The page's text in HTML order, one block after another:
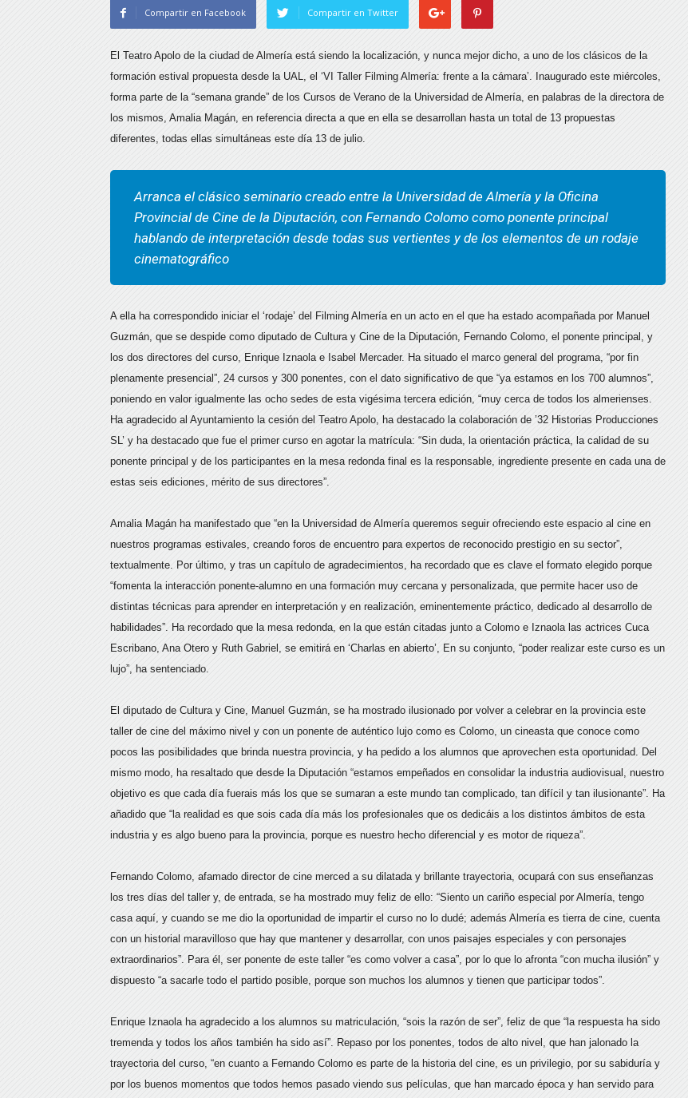
Compartir en Facebook Compartir en Twitter
El Teatro Apolo de la ciudad de Almería está siendo la localización, y nunca mejor dicho, a uno de los clásicos de la
formación estival propuesta desde la UAL, el ‘VI Taller Filming Almería: frente a la cámara’. Inaugurado este miércoles,
forma parte de la “semana grande” de los Cursos de Verano de la Universidad de Almería, en palabras de la directora de
los mismos, Amalia Magán, en referencia directa a que en ella se desarrollan hasta un total de 13 propuestas
diferentes, todas ellas simultáneas este día 13 de julio.
Arranca el clásico seminario creado entre la Universidad de Almería y la Oficina
Provincial de Cine de la Diputación, con Fernando Colomo como ponente principal
hablando de interpretación desde todas sus vertientes y de los elementos de un rodaje
cinematográfico
A ella ha correspondido iniciar el ‘rodaje’ del Filming Almería en un acto en el que ha estado acompañada por Manuel
Guzmán, que se despide como diputado de Cultura y Cine de la Diputación, Fernando Colomo, el ponente principal, y
los dos directores del curso, Enrique Iznaola e Isabel Mercader. Ha situado el marco general del programa, “por fin
plenamente presencial”, 24 cursos y 300 ponentes, con el dato significativo de que “ya estamos en los 700 alumnos”,
poniendo en valor igualmente las ocho sedes de esta vigésima tercera edición, “muy cerca de todos los almerienses.
Ha agradecido al Ayuntamiento la cesión del Teatro Apolo, ha destacado la colaboración de ’32 Historias Producciones
SL’ y ha destacado que fue el primer curso en agotar la matrícula: “Sin duda, la orientación práctica, la calidad de su
ponente principal y de los participantes en la mesa redonda final es la responsable, ingrediente presente en cada una de
estas seis ediciones, mérito de sus directores”.
Amalia Magán ha manifestado que “en la Universidad de Almería queremos seguir ofreciendo este espacio al cine en
nuestros programas estivales, creando foros de encuentro para expertos de reconocido prestigio en su sector”,
textualmente. Por último, y tras un capítulo de agradecimientos, ha recordado que es clave el formato elegido porque
“fomenta la interacción ponente-alumno en una formación muy cercana y personalizada, que permite hacer uso de
distintas técnicas para aprender en interpretación y en realización, eminentemente práctico, dedicado al desarrollo de
habilidades”. Ha recordado que la mesa redonda, en la que están citadas junto a Colomo e Iznaola las actrices Cuca
Escribano, Ana Otero y Ruth Gabriel, se emitirá en ‘Charlas en abierto’, En su conjunto, “poder realizar este curso es un
lujo”, ha sentenciado.
El diputado de Cultura y Cine, Manuel Guzmán, se ha mostrado ilusionado por volver a celebrar en la provincia este
taller de cine del máximo nivel y con un ponente de auténtico lujo como es Colomo, un cineasta que conoce como
pocos las posibilidades que brinda nuestra provincia, y ha pedido a los alumnos que aprovechen esta oportunidad. Del
mismo modo, ha resaltado que desde la Diputación “estamos empeñados en consolidar la industria audiovisual, nuestro
objetivo es que cada día fuerais más los que se sumaran a este mundo tan complicado, tan difícil y tan ilusionante”. Ha
añadido que “la realidad es que sois cada día más los profesionales que os dedicáis a los distintos ámbitos de esta
industria y es algo bueno para la provincia, porque es nuestro hecho diferencial y es motor de riqueza”.
Fernando Colomo, afamado director de cine merced a su dilatada y brillante trayectoria, ocupará con sus enseñanzas
los tres días del taller y, de entrada, se ha mostrado muy feliz de ello: “Siento un cariño especial por Almería, tengo
casa aquí, y cuando se me dio la oportunidad de impartir el curso no lo dudé; además Almería es tierra de cine, cuenta
con un historial maravilloso que hay que mantener y desarrollar, con unos paisajes especiales y con personajes
extraordinarios”. Para él, ser ponente de este taller “es como volver a casa”, por lo que lo afronta “con mucha ilusión” y
dispuesto “a sacarle todo el partido posible, porque son muchos los alumnos y tienen que participar todos”.
Enrique Iznaola ha agradecido a los alumnos su matriculación, “sois la razón de ser”, feliz de que “la respuesta ha sido
tremenda y todos los años también ha sido así”. Repaso por los ponentes, todos de alto nivel, que han jalonado la
trayectoria del curso, “en cuanto a Fernando Colomo es parte de la historia del cine, es un privilegio, por su sabiduría y
por los buenos momentos que todos hemos pasado viendo sus películas, que han marcado época y han servido para